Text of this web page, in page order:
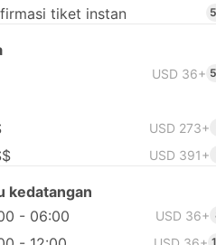
tiket instan
USD 36+
USD 273+
USD 391+
kedatangan
- 06:00
USD 36+